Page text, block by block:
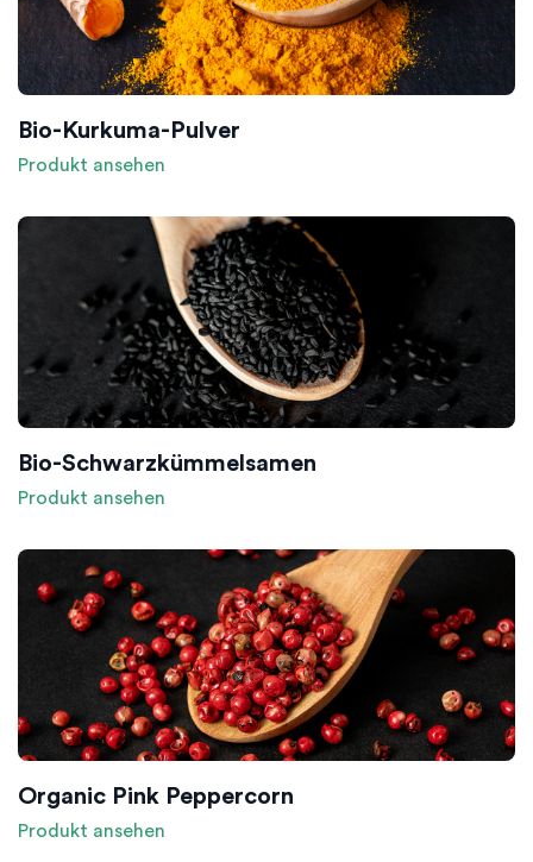
Bio-Kurkuma-Pulver
Produkt ansehen
Bio-Schwarzkümmelsamen
Produkt ansehen
Organic Pink Peppercorn
Produkt ansehen